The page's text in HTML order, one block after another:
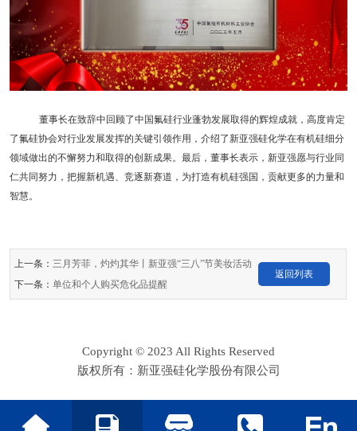
董事长在致辞中回顾了中国氟硅行业蓬勃发展取得的辉煌成就，高度肯定
了氟硅协会对行业发展发挥的关键引领作用，介绍了新亚强硅化学在有机硅细分
领域做出的不懈努力和取得的创新成果。最后，董事长表示，新亚强愿与行业同
仁共同努力，把握新机遇、竞逐新赛道，为打造有机硅强国，贡献更多的力量和
智慧。
上一条： 三月芳菲，灼灼其华丨新亚强“三八”节美妆活动
下一条：单位和个人购买危化品提醒
返回列表
Copyright © 2023 All Rights Reserved
版权所有：新亚强硅化学股份有限公司